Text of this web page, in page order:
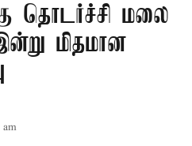
தொடர்ச்சி மலை
மிதமான